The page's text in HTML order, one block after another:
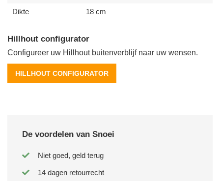
Dikte
18 cm
Hillhout configurator
Configureer uw Hillhout buitenverblijf naar uw wensen.
HILLHOUT CONFIGURATOR
De voordelen van Snoei
Niet goed, geld terug
14 dagen retourrecht